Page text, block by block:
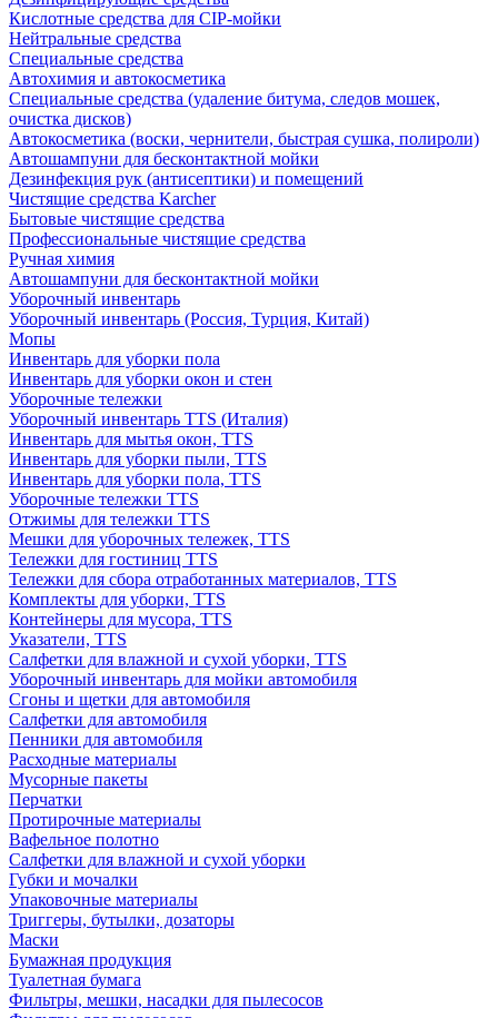
Кислотные средства для CIP-мойки
Нейтральные средства
Специальные средства
Автохимия и автокосметика
Специальные средства (удаление битума, следов мошек,
очистка дисков)
Автокосметика (воски, чернители, быстрая сушка, полироли)
Автошампуни для бесконтактной мойки
Дезинфекция рук (антисептики) и помещений
Чистящие средства Karcher
Бытовые чистящие средства
Профессиональные чистящие средства
Ручная химия
Автошампуни для бесконтактной мойки
Уборочный инвентарь
Уборочный инвентарь (Россия, Турция, Китай)
Мопы
Инвентарь для уборки пола
Инвентарь для уборки окон и стен
Уборочные тележки
Уборочный инвентарь TTS (Италия)
Инвентарь для мытья окон, TTS
Инвентарь для уборки пыли, TTS
Инвентарь для уборки пола, TTS
Уборочные тележки TTS
Отжимы для тележки TTS
Мешки для уборочных тележек, TTS
Тележки для гостиниц TTS
Тележки для сбора отработанных материалов, TTS
Комплекты для уборки, TTS
Контейнеры для мусора, TTS
Указатели, TTS
Салфетки для влажной и сухой уборки, TTS
Уборочный инвентарь для мойки автомобиля
Сгоны и щетки для автомобиля
Салфетки для автомобиля
Пенники для автомобиля
Расходные материалы
Мусорные пакеты
Перчатки
Протирочные материалы
Вафельное полотно
Салфетки для влажной и сухой уборки
Губки и мочалки
Упаковочные материалы
Триггеры, бутылки, дозаторы
Маски
Бумажная продукция
Туалетная бумага
Фильтры, мешки, насадки для пылесосов